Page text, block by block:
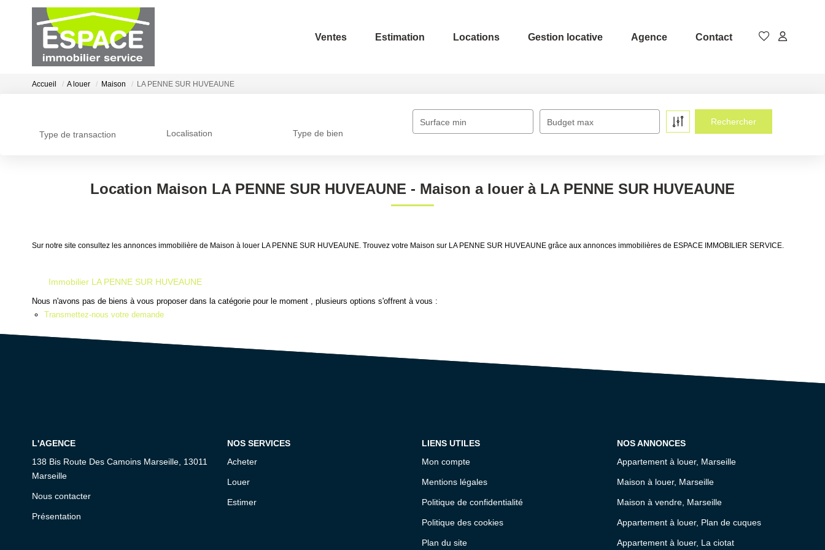
Ventes Estimation Locations Gestion locative Agence Contact
Accueil A louer Maison LA PENNE SUR HUVEAUNE
Type de transaction Localisation Type de bien
Surface min Budget max
Location Maison LA PENNE SUR HUVEAUNE - Maison a louer à LA PENNE SUR HUVEAUNE
Sur notre site consultez les annonces immobilière de Maison à louer LA PENNE SUR HUVEAUNE. Trouvez votre Maison sur LA PENNE SUR HUVEAUNE grâce aux annonces immobilières de ESPACE IMMOBILIER SERVICE.
Immobilier LA PENNE SUR HUVEAUNE
Nous n'avons pas de biens à vous proposer dans la catégorie pour le moment , plusieurs options s'offrent à vous :
Transmettez-nous votre demande
L'AGENCE
138 Bis Route Des Camoins Marseille, 13011
Marseille
Nous contacter
Présentation
NOS SERVICES
Acheter
Louer
Estimer
LIENS UTILES
Mon compte
Mentions légales
Politique de confidentialité
Politique des cookies
Plan du site
NOS ANNONCES
Appartement à louer, Marseille
Maison à louer, Marseille
Maison à vendre, Marseille
Appartement à louer, Plan de cuques
Appartement à louer, La ciotat